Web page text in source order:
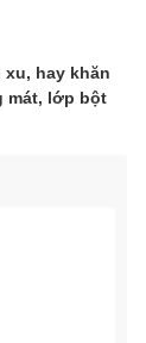
hay khăn
mát, lớp bột